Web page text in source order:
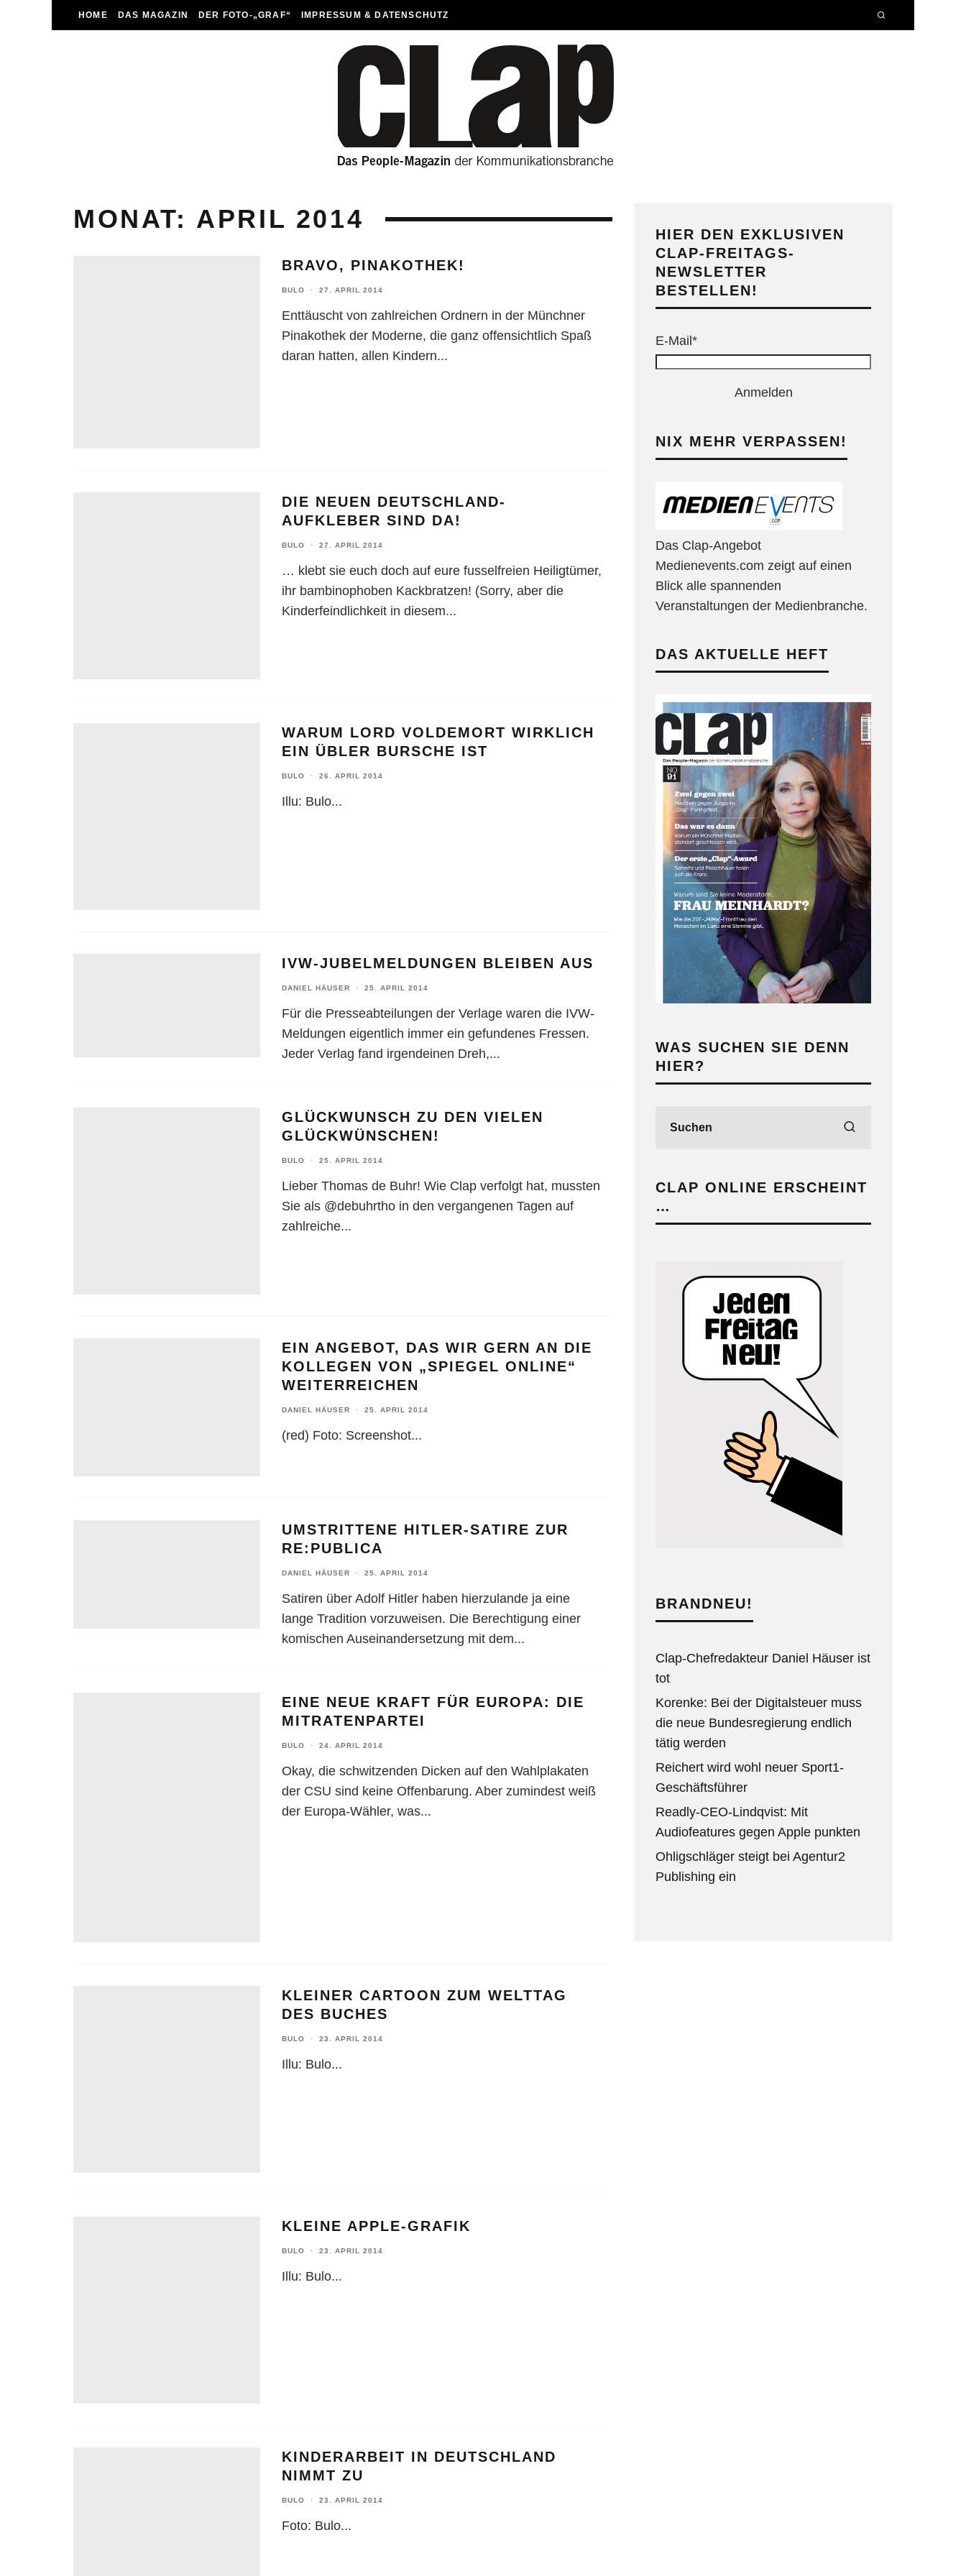
HOME DAS MAGAZIN DER FOTO-„GRAF“ IMPRESSUM & DATENSCHUTZ
MONAT: APRIL 2014
BRAVO, PINAKOTHEK!
BULO · 27. APRIL 2014
Enttäuscht von zahlreichen Ordnern in der Münchner
Pinakothek der Moderne, die ganz offensichtlich Spaß
daran hatten, allen Kindern...
DIE NEUEN DEUTSCHLAND-
AUFKLEBER SIND DA!
BULO · 27. APRIL 2014
… klebt sie euch doch auf eure fusselfreien Heiligtümer,
ihr bambinophoben Kackbratzen! (Sorry, aber die
Kinderfeindlichkeit in diesem...
WARUM LORD VOLDEMORT WIRKLICH
EIN ÜBLER BURSCHE IST
BULO · 26. APRIL 2014
Illu: Bulo...
IVW-JUBELMELDUNGEN BLEIBEN AUS
DANIEL HÄUSER · 25. APRIL 2014
Für die Presseabteilungen der Verlage waren die IVW-
Meldungen eigentlich immer ein gefundenes Fressen.
Jeder Verlag fand irgendeinen Dreh,...
GLÜCKWUNSCH ZU DEN VIELEN
GLÜCKWÜNSCHEN!
BULO · 25. APRIL 2014
Lieber Thomas de Buhr! Wie Clap verfolgt hat, mussten
Sie als @debuhrtho in den vergangenen Tagen auf
zahlreiche...
EIN ANGEBOT, DAS WIR GERN AN DIE
KOLLEGEN VON „SPIEGEL ONLINE“
WEITERREICHEN
DANIEL HÄUSER · 25. APRIL 2014
(red) Foto: Screenshot...
UMSTRITTENE HITLER-SATIRE ZUR
RE:PUBLICA
DANIEL HÄUSER · 25. APRIL 2014
Satiren über Adolf Hitler haben hierzulande ja eine
lange Tradition vorzuweisen. Die Berechtigung einer
komischen Auseinandersetzung mit dem...
EINE NEUE KRAFT FÜR EUROPA: DIE
MITRATENPARTEI
BULO · 24. APRIL 2014
Okay, die schwitzenden Dicken auf den Wahlplakaten
der CSU sind keine Offenbarung. Aber zumindest weiß
der Europa-Wähler, was...
KLEINER CARTOON ZUM WELTTAG
DES BUCHES
BULO · 23. APRIL 2014
Illu: Bulo...
KLEINE APPLE-GRAFIK
BULO · 23. APRIL 2014
Illu: Bulo...
KINDERARBEIT IN DEUTSCHLAND
NIMMT ZU
BULO · 23. APRIL 2014
Foto: Bulo...
HIER DEN EXKLUSIVEN
CLAP-FREITAGS-
NEWSLETTER
BESTELLEN!
E-Mail*
Anmelden
NIX MEHR VERPASSEN!
Das Clap-Angebot
Medienevents.com zeigt auf einen
Blick alle spannenden
Veranstaltungen der Medienbranche.
DAS AKTUELLE HEFT
WAS SUCHEN SIE DENN
HIER?
CLAP ONLINE ERSCHEINT
…
BRANDNEU!
Clap-Chefredakteur Daniel Häuser ist
tot
Korenke: Bei der Digitalsteuer muss
die neue Bundesregierung endlich
tätig werden
Reichert wird wohl neuer Sport1-
Geschäftsführer
Readly-CEO-Lindqvist: Mit
Audiofeatures gegen Apple punkten
Ohligschläger steigt bei Agentur2
Publishing ein